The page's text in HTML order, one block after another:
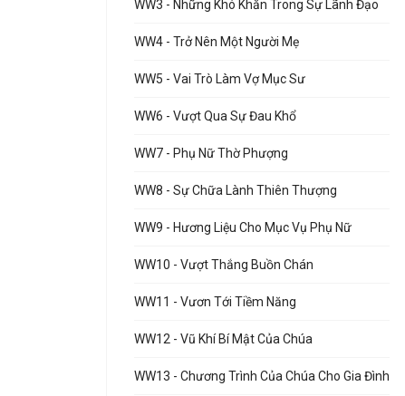
WW3 - Những Khó Khăn Trong Sự Lãnh Đạo
WW4 - Trở Nên Một Người Mẹ
WW5 - Vai Trò Làm Vợ Mục Sư
WW6 - Vượt Qua Sự Đau Khổ
WW7 - Phụ Nữ Thờ Phượng
WW8 - Sự Chữa Lành Thiên Thượng
WW9 - Hương Liệu Cho Mục Vụ Phụ Nữ
WW10 - Vượt Thắng Buồn Chán
WW11 - Vươn Tới Tiềm Năng
WW12 - Vũ Khí Bí Mật Của Chúa
WW13 - Chương Trình Của Chúa Cho Gia Đình